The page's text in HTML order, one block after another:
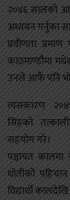
२०४६ सालको
अध्ययन गर्नुका
प्रवीणता
काठमाण्डौमा
उनले आफैं पनि
त्यसकारण
सिंहको
सहयोग गरे।
पञ्चायत कालमा
धोतीको
विद्यार्थी